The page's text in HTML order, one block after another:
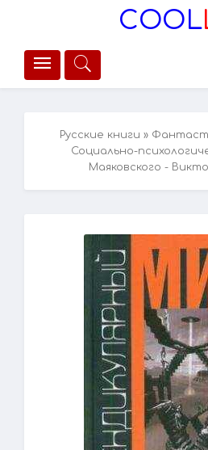
COOL
Русские книги »
Социально-
Маяковского -